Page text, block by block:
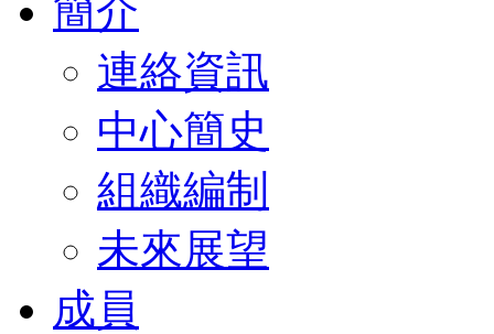
簡介
連絡資訊
中心簡史
組織編制
未來展望
成員